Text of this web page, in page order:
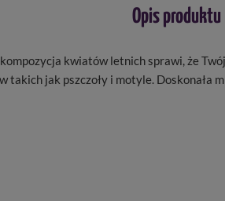
Opis produktu
kwiatów letnich sprawi, że
jak pszczoły i motyle. Doskonała